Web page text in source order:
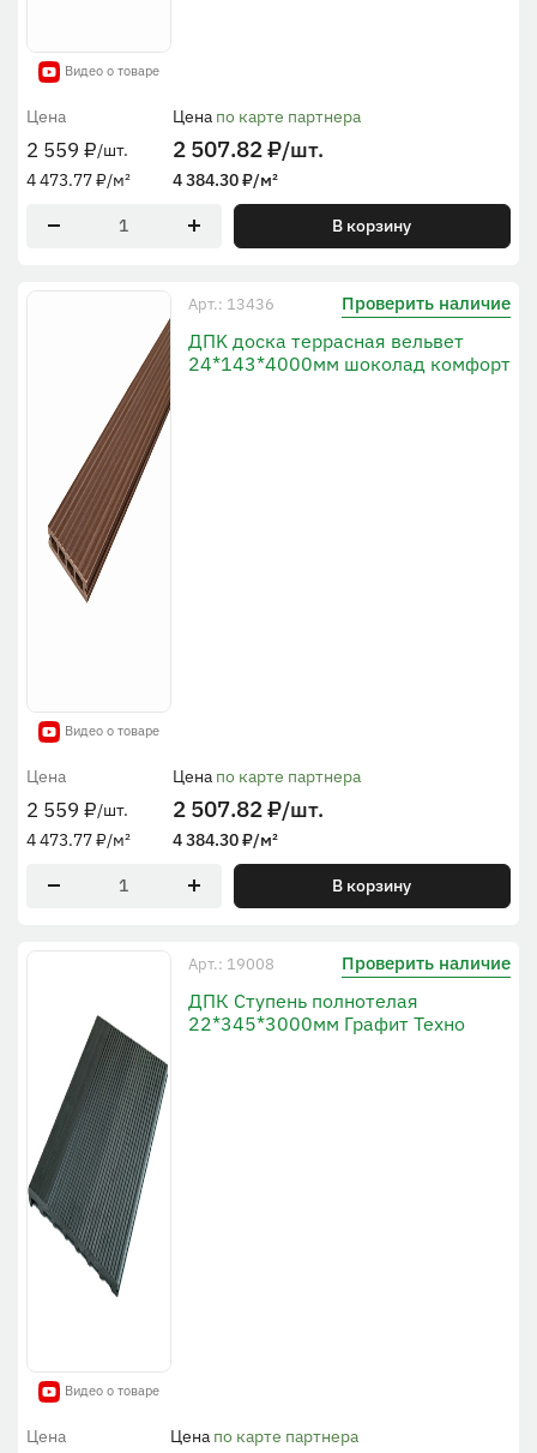
Видео о товаре
Цена
2 559 ₽/шт.
4 473.77₽/м²
Цена по карте партнера
2 507.82₽/шт.
4 384.30₽/м²
В корзину
Видео о товаре
Арт.: 13436 Проверить наличие
ДПK доска террасная вельвет
24*143*4000мм шоколад комфорт
Цена
2 559 ₽/шт.
4 473.77₽/м²
Цена по карте партнера
2 507.82₽/шт.
4 384.30₽/м²
В корзину
Видео о товаре
Арт.: 19008 Проверить наличие
ДПК Ступень полнотелая
22*345*3000мм Графит Техно
Цена Цена по карте партнера